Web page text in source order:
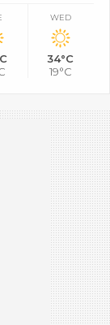
WED
34°C
19°C